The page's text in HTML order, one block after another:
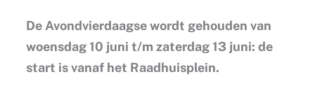
De Avondvierdaagse wordt gehouden van
woensdag 10 juni t/m zaterdag 13 juni: de
start is vanaf het Raadhuisplein.